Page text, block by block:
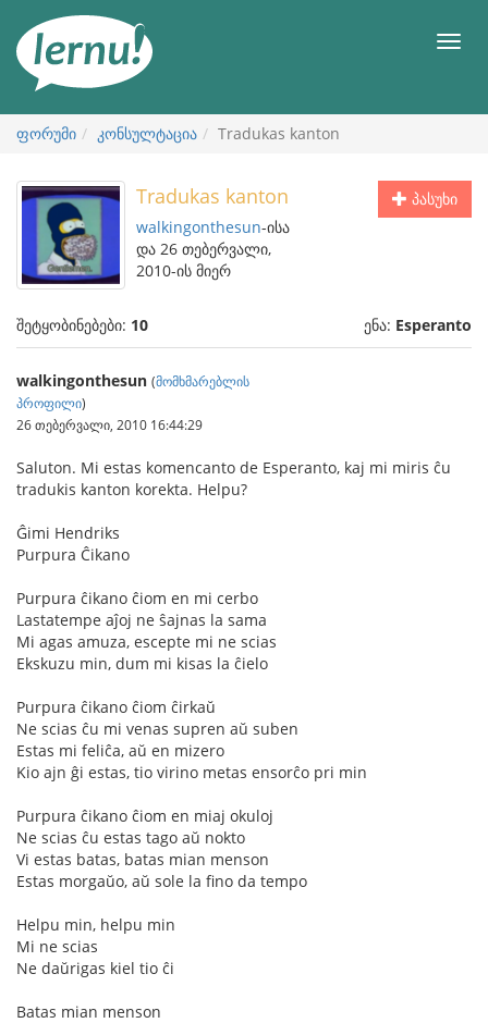
ნახვა
მენიუ
ფორუმი კონსულტაცია Tradukas kanton
პასუხი
Tradukas kanton
walkingonthesun-ისა
და 26 თებერვალი,
2010-ის მიერ
შეტყობინებები: 10 ენა: Esperanto
walkingonthesun (მომხმარებლის
პროფილი)
26 თებერვალი, 2010 16:44:29
Saluton. Mi estas komencanto de Esperanto, kaj mi miris ĉu
tradukis kanton korekta. Helpu?
Ĝimi Hendriks
Purpura Ĉikano
Purpura ĉikano ĉiom en mi cerbo
Lastatempe aĵoj ne ŝajnas la sama
Mi agas amuza, escepte mi ne scias
Ekskuzu min, dum mi kisas la ĉielo
Purpura ĉikano ĉiom ĉirkaŭ
Ne scias ĉu mi venas supren aŭ suben
Estas mi feliĉa, aŭ en mizero
Kio ajn ĝi estas, tio virino metas ensorĉo pri min
Purpura ĉikano ĉiom en miaj okuloj
Ne scias ĉu estas tago aŭ nokto
Vi estas batas, batas mian menson
Estas morgaŭo, aŭ sole la fino da tempo
Helpu min, helpu min
Mi ne scias
Ne daŭrigas kiel tio ĉi
Batas mian menson